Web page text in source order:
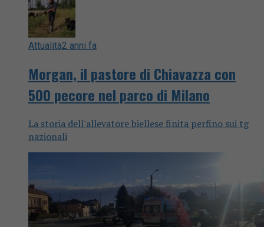
Attualità2 anni fa
Morgan, il pastore di Chiavazza con
500 pecore nel parco di Milano
La storia dell'allevatore biellese finita perfino sui tg
nazionali